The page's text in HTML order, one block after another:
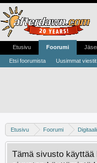
Etusivu Foorumi
Digivideo-ongelmat ja -
Tämä sivusto
Etusivu Foorumi
Etsi foorumista Uusimmat viestit